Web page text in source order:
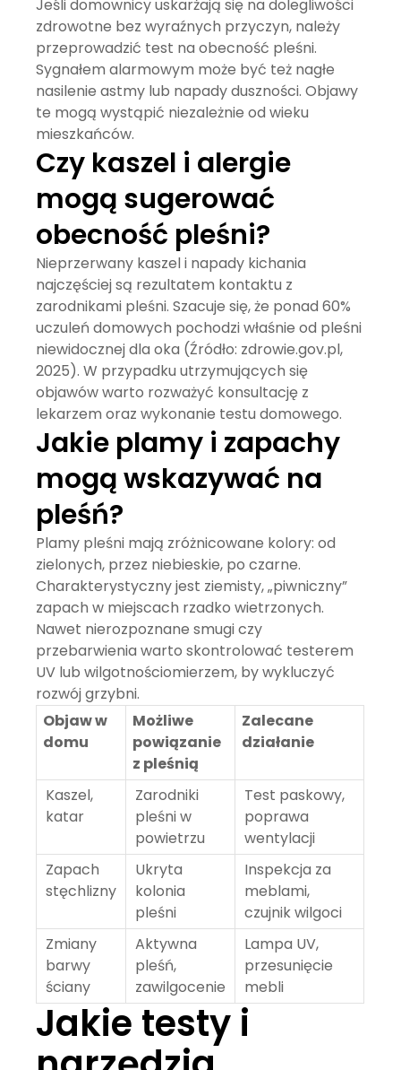
Jeśli domownicy uskarżają się na dolegliwości
zdrowotne bez wyraźnych przyczyn, należy
przeprowadzić test na obecność pleśni.
Sygnałem alarmowym może być też nagłe
nasilenie astmy lub napady duszności. Objawy
te mogą wystąpić niezależnie od wieku
mieszkańców.
Czy kaszel i alergie
mogą sugerować
obecność pleśni?
Nieprzerwany kaszel i napady kichania
najczęściej są rezultatem kontaktu z
zarodnikami pleśni. Szacuje się, że ponad 60%
uczuleń domowych pochodzi właśnie od pleśni
niewidocznej dla oka (Źródło: zdrowie.gov.pl,
2025). W przypadku utrzymujących się
objawów warto rozważyć konsultację z
lekarzem oraz wykonanie testu domowego.
Jakie plamy i zapachy
mogą wskazywać na
pleśń?
Plamy pleśni mają zróżnicowane kolory: od
zielonych, przez niebieskie, po czarne.
Charakterystyczny jest ziemisty, „piwniczny”
zapach w miejscach rzadko wietrzonych.
Nawet nierozpoznane smugi czy
przebarwienia warto skontrolować testerem
UV lub wilgotnościomierzem, by wykluczyć
rozwój grzybni.
Objaw w
domu
Możliwe
powiązanie
z pleśnią
Zalecane
działanie
Kaszel,
katar
Zarodniki
pleśni w
powietrzu
Test paskowy,
poprawa
wentylacji
Zapach
stęchlizny
Ukryta
kolonia
pleśni
Inspekcja za
meblami,
czujnik wilgoci
Zmiany
barwy
ściany
Aktywna
pleśń,
zawilgocenie
Lampa UV,
przesunięcie
mebli
Jakie testy i